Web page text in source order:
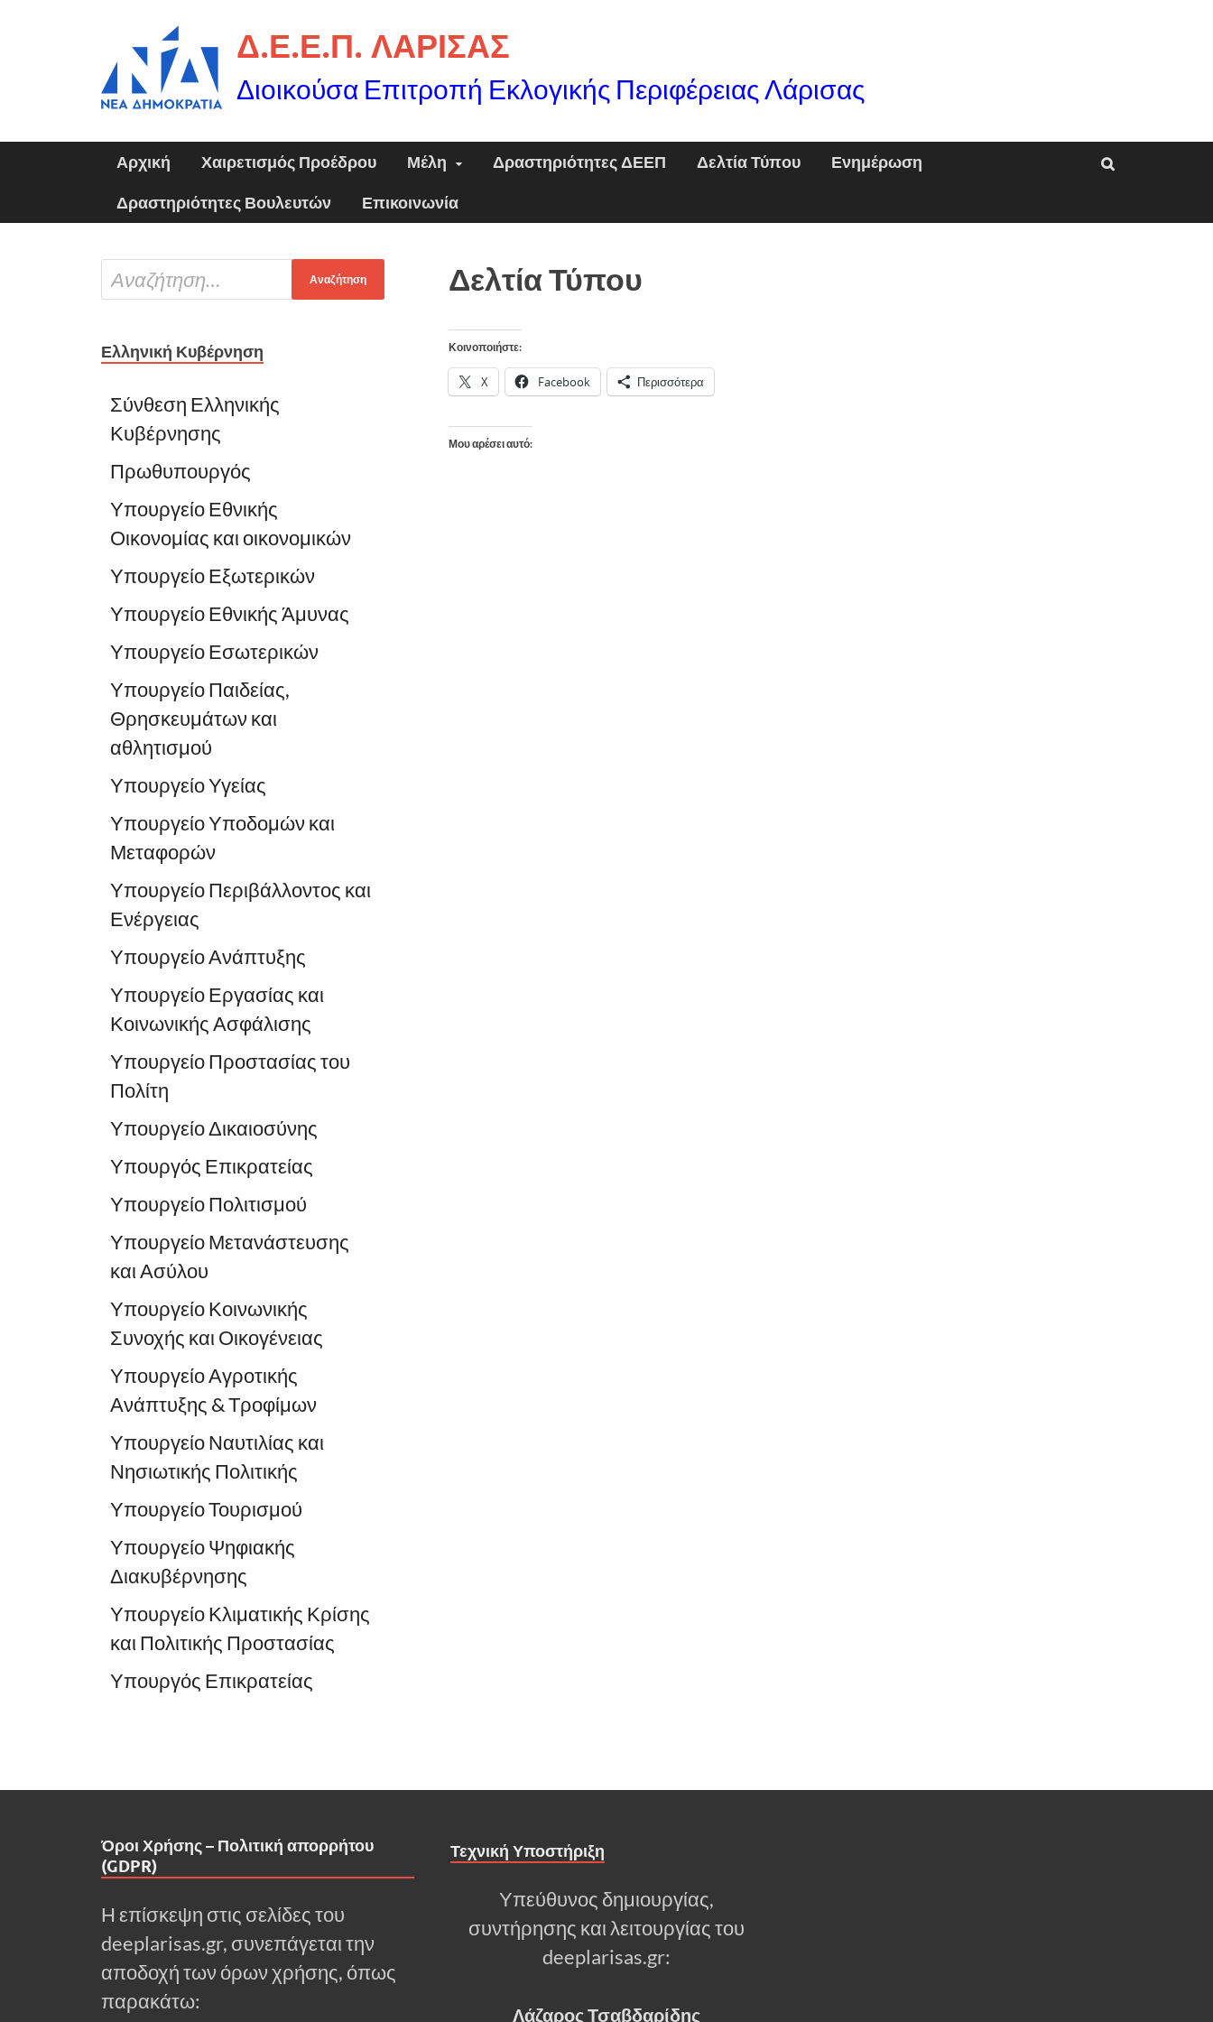
Δ.Ε.Ε.Π. ΛΑΡΙΣΑΣ
Διοικούσα Επιτροπή Εκλογικής Περιφέρειας Λάρισας
Αρχική Χαιρετισμός Προέδρου Μέλη Δραστηριότητες ΔΕΕΠ Δελτία Τύπου Ενημέρωση
Δραστηριότητες Βουλευτών Επικοινωνία
Δελτία Τύπου
Κοινοποιήστε:
X Facebook Περισσότερα
Μου αρέσει αυτό:
Ελληνική Κυβέρνηση
Σύνθεση Ελληνικής
Κυβέρνησης
Πρωθυπουργός
Υπουργείο Εθνικής
Οικονομίας και οικονομικών
Υπουργείο Εξωτερικών
Υπουργείο Εθνικής Άμυνας
Υπουργείο Εσωτερικών
Υπουργείο Παιδείας,
Θρησκευμάτων και
αθλητισμού
Υπουργείο Υγείας
Υπουργείο Υποδομών και
Μεταφορών
Υπουργείο Περιβάλλοντος και
Ενέργειας
Υπουργείο Ανάπτυξης
Υπουργείο Εργασίας και
Κοινωνικής Ασφάλισης
Υπουργείο Προστασίας του
Πολίτη
Υπουργείο Δικαιοσύνης
Υπουργός Επικρατείας
Υπουργείο Πολιτισμού
Υπουργείο Μετανάστευσης
και Ασύλου
Υπουργείο Κοινωνικής
Συνοχής και Οικογένειας
Υπουργείο Αγροτικής
Ανάπτυξης & Τροφίμων
Υπουργείο Ναυτιλίας και
Νησιωτικής Πολιτικής
Υπουργείο Τουρισμού
Υπουργείο Ψηφιακής
Διακυβέρνησης
Υπουργείο Κλιματικής Κρίσης
και Πολιτικής Προστασίας
Υπουργός Επικρατείας
Όροι Χρήσης – Πολιτική απορρήτου
(GDPR)
Η επίσκεψη στις σελίδες του
deeplarisas.gr, συνεπάγεται την
αποδοχή των όρων χρήσης, όπως
παρακάτω:
Τεχνική Υποστήριξη
Υπεύθυνος δημιουργίας,
συντήρησης και λειτουργίας του
deeplarisas.gr:
Λάζαρος Τσαβδαρίδης